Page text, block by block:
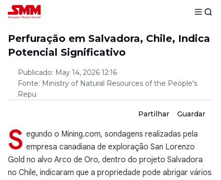
Perfuração em Salvadora, Chile, Indica
Potencial Significativo
Publicado: May 14, 2026 12:16
Fonte: Ministry of Natural Resources of the People's
Repu
Partilhar Guardar
S egundo o Mining.com, sondagens realizadas pela
empresa canadiana de exploração San Lorenzo
Gold no alvo Arco de Oro, dentro do projeto Salvadora
no Chile, indicaram que a propriedade pode abrigar vários